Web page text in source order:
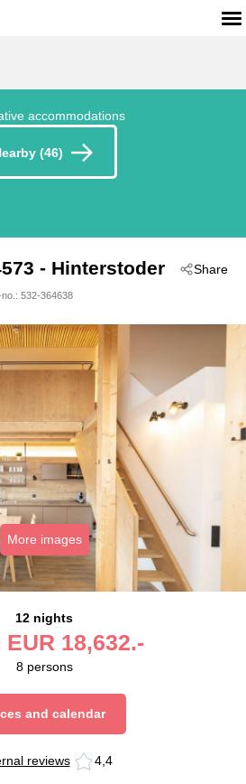
accommodations
(46)
Share
- Hinterstoder
532-364638
More images
12 nights
EUR 18,632.-
8 persons
and calendar
reviews 4,4